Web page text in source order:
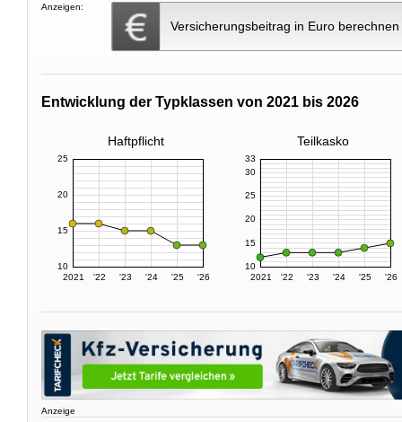
Anzeigen:
Versicherungsbeitrag in Euro berechnen
Entwicklung der Typklassen von 2021 bis 2026
Haftpflicht Teilkasko
2021 '22 '23 '24 '25 '26
10
15
20
25
2021 '22 '23 '24 '25 '26
10
15
20
25
30
33
Anzeige